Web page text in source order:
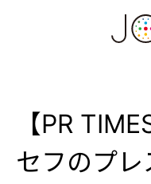
【PR
セフのプ